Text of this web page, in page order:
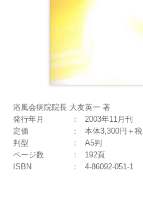
浴風会病院院長 大友英一 著
発行年月
2003年11月刊
定価
本体3,300円＋税
判型
A5判
ページ数
192頁
ISBN
4-86092-051-1